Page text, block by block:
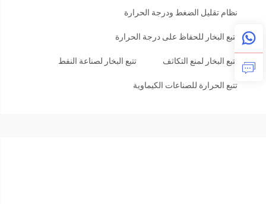
نظام تقليل الضغط ودرجة الحرارة
تتبع البخار للحفاظ على درجة الحرارة
تتبع البخار لمنع التكاثف تتبع البخار لصناعة النفط
تتبع الحرارة للصناعات الكيماوية